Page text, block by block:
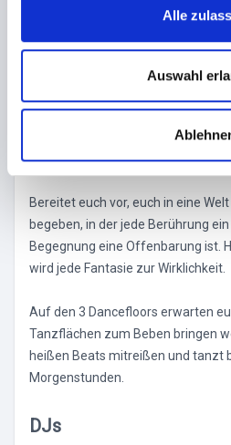
Alle
Auswahl
Tretet ein und seid wer ihr wirklich
tiefsten Gelüste ohne
euch von der Energie der Nacht
Erfahrung, die jenseits der Norm
Bereitet euch vor, euch in eine
begeben, in der jede Berührung
Begegnung eine Offenbarung ist.
wird jede Fantasie zur Wirklichkeit.
Auf den 3 Dancefloors erwarten
Tanzflächen zum Beben bringen
heißen Beats mitreißen und tanzt
Morgenstunden.
DJs